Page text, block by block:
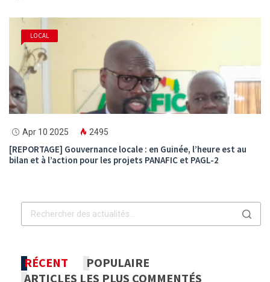
LOCAL
Apr 10 2025 2495
[REPORTAGE] Gouvernance locale : en Guinée, l’heure est au
bilan et à l’action pour les projets PANAFIC et PAGL-2
RÉCENT
POPULAIRE
ARTICLES LES PLUS COMMENTÉS